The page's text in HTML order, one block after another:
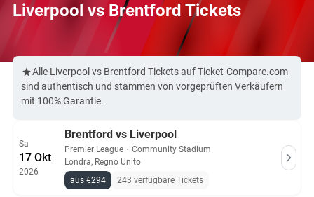
Liverpool vs Brentford Tickets
Alle Liverpool vs Brentford Tickets auf Ticket-Compare.com
sind authentisch und stammen von vorgeprüften Verkäufern
mit 100% Garantie.
Sa
17 Okt
2026
Brentford vs Liverpool
Premier League ・ Community Stadium
Londra, Regno Unito
aus €294
243 verfügbare Tickets